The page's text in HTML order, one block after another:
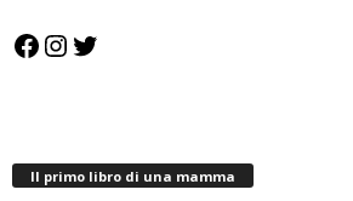
Facebook
Instagram
Twitter
Il primo libro di una mamma